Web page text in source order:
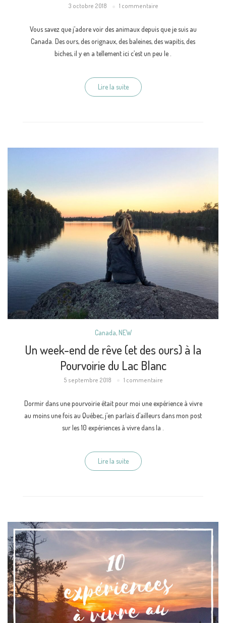
3 octobre 2018 1 commentaire
Vous savez que j’adore voir des animaux depuis que je suis au
Canada. Des ours, des orignaux, des baleines, des wapitis, des
biches, il y en a tellement ici c’est un peu le .
Lire la suite
Canada, NEW
Un week-end de rêve (et des ours) à la
Pourvoirie du Lac Blanc
5 septembre 2018 1 commentaire
Dormir dans une pourvoirie était pour moi une expérience à vivre
au moins une fois au Québec, j’en parlais d’ailleurs dans mon post
sur les 10 expériences à vivre dans la .
Lire la suite